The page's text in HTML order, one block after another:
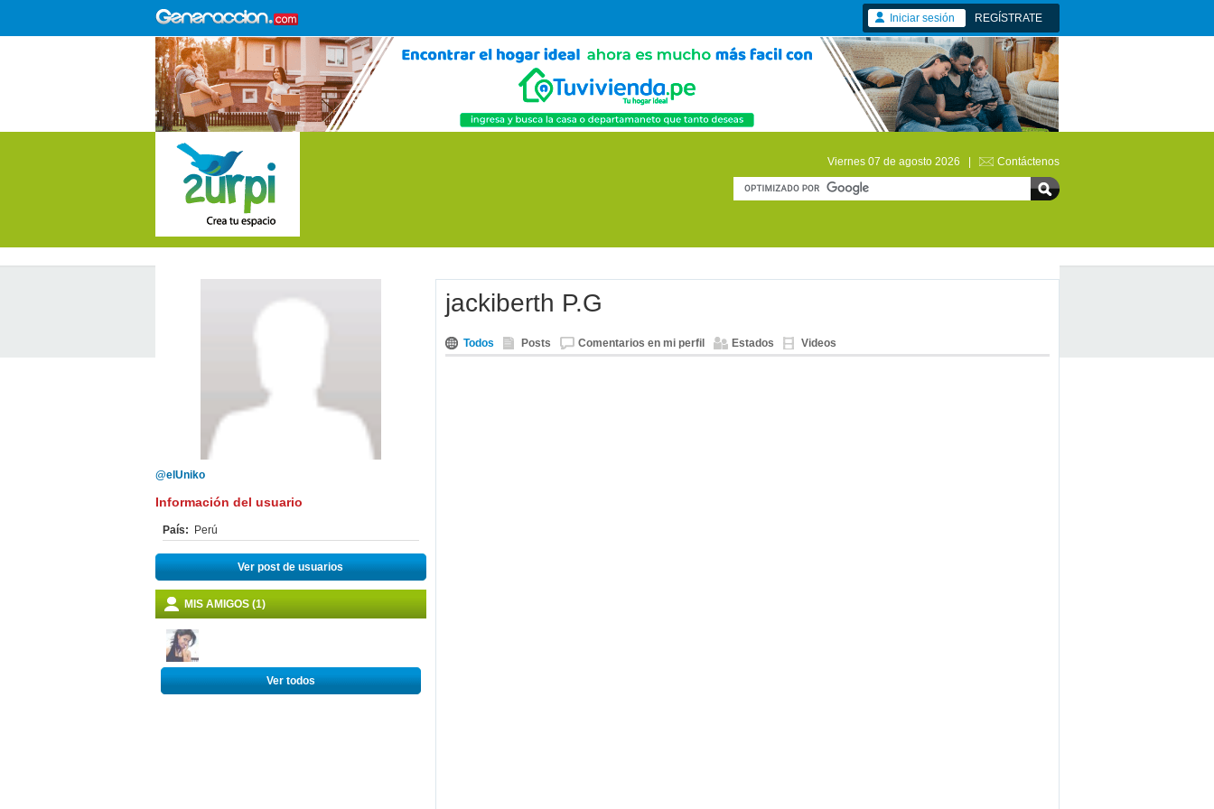
Iniciar sesión REGÍSTRATE
Viernes 07 de agosto 2026 | Contáctenos
@elUniko
Información del usuario
País: Perú
Ver post de usuarios
MIS AMIGOS (1)
Ver todos
jackiberth P.G
Todos Posts Comentarios en mi perfil Estados Videos